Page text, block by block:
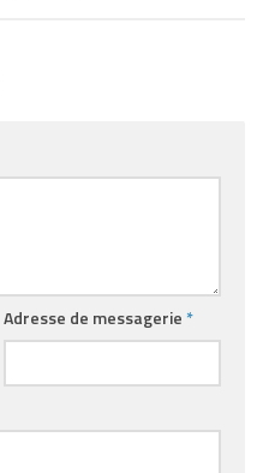
Adresse de messagerie *